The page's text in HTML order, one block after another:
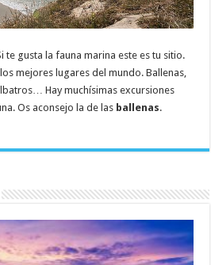
te gusta la fauna marina este es tu sitio.
mejores lugares del mundo. Ballenas,
Hay muchísimas excursiones
Os aconsejo la de las ballenas.